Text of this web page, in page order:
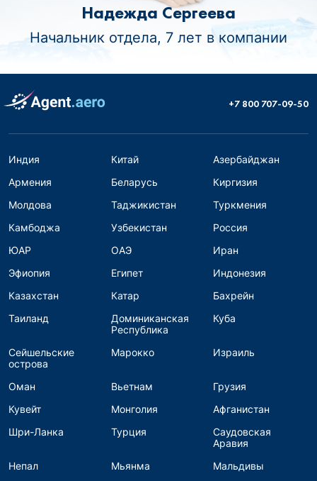
Надежда Сергеева
Начальник отдела, 7 лет в компании
+7 800 707-09-50
Индия Китай
Азербайджан
Армения
Беларусь
Киргизия
Молдова
Таджикистан
Туркмения
Камбоджа
Узбекистан
Россия
ЮАР
ОАЭ
Иран
Эфиопия
Египет
Индонезия
Казахстан
Катар
Бахрейн
Таиланд
Доминиканская
Республика
Куба
Сейшельские
острова
Марокко Израиль
Оман Вьетнам
Грузия
Кувейт
Монголия
Афганистан
Шри-Ланка
Турция
Саудовская
Аравия
Непал
Мьянма
Мальдивы